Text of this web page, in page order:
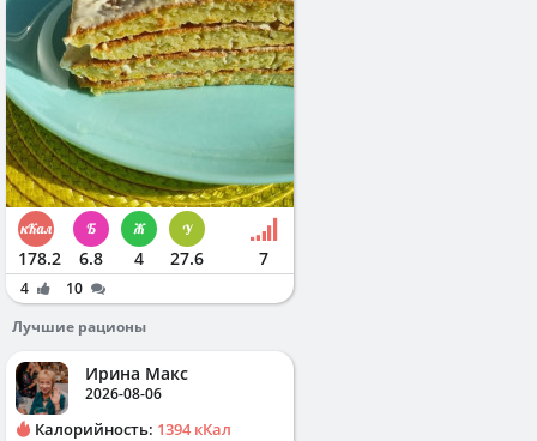
178.2 6.8 4 27.6 7
4
10
Лучшие рационы
Ирина Макс
2026-08-06
Калорийность: 1394 кКал